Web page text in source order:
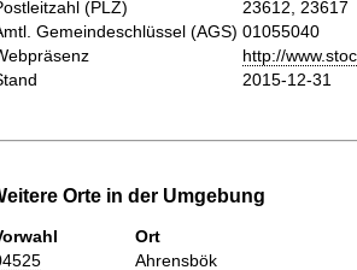
(PLZ)
23612, 23617
Gemeindeschlüssel (AGS) 01055040
http://
2015-12-31
Orte in der Umgebung
Ort
Ahrensbök